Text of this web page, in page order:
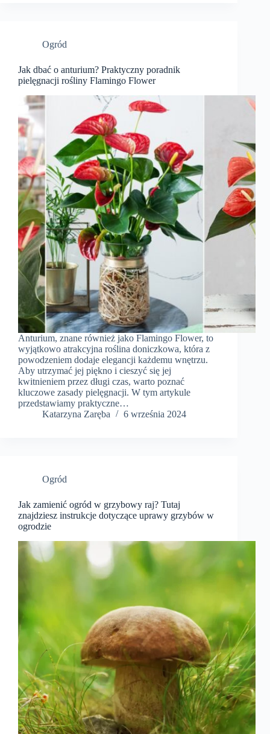
Ogród
Jak dbać o anturium? Praktyczny poradnik
pielęgnacji rośliny Flamingo Flower
Anturium, znane również jako Flamingo Flower, to
wyjątkowo atrakcyjna roślina doniczkowa, która z
powodzeniem dodaje elegancji każdemu wnętrzu.
Aby utrzymać jej piękno i cieszyć się jej
kwitnieniem przez długi czas, warto poznać
kluczowe zasady pielęgnacji. W tym artykule
przedstawiamy praktyczne…
Katarzyna Zaręba
6 września 2024
Ogród
Jak zamienić ogród w grzybowy raj? Tutaj
znajdziesz instrukcje dotyczące uprawy grzybów w
ogrodzie